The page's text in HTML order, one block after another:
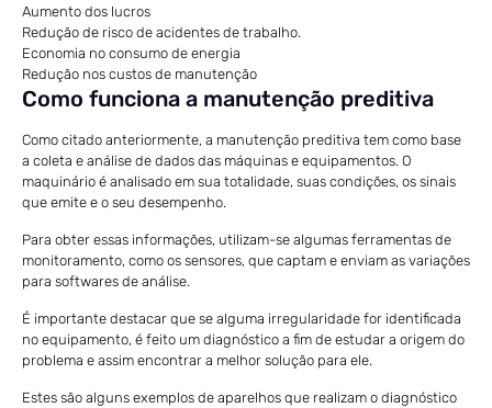
Aumento dos lucros
Redução de risco de acidentes de trabalho.
Economia no consumo de energia
Redução nos custos de manutenção
Como funciona a manutenção preditiva
Como citado anteriormente, a manutenção preditiva tem como base
a coleta e análise de dados das máquinas e equipamentos. O
maquinário é analisado em sua totalidade, suas condições, os sinais
que emite e o seu desempenho.
Para obter essas informações, utilizam-se algumas ferramentas de
monitoramento, como os sensores, que captam e enviam as variações
para softwares de análise.
É importante destacar que se alguma irregularidade for identificada
no equipamento, é feito um diagnóstico a fim de estudar a origem do
problema e assim encontrar a melhor solução para ele.
Estes são alguns exemplos de aparelhos que realizam o diagnóstico